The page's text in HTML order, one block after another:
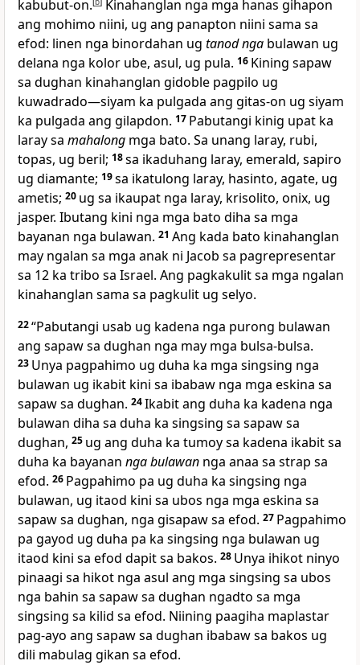
kabubut-on.
Kinahanglan nga mga hanas gihapon
ang mohimo niini, ug ang panapton niini sama sa
efod: linen nga binordahan ug tanod nga bulawan ug
delana nga kolor ube, asul, ug pula. 16 Kining sapaw
sa dughan kinahanglan gidoble pagpilo ug
kuwadrado—siyam ka pulgada ang gitas-on ug siyam
ka pulgada ang gilapdon. 17 Pabutangi kinig upat ka
laray sa mahalong mga bato. Sa unang laray, rubi,
topas, ug beril; 18sa ikaduhang laray, emerald, sapiro
ug diamante; 19sa ikatulong laray, hasinto, agate, ug
ametis; 20 ug sa ikaupat nga laray, krisolito, onix, ug
jasper. Ibutang kini nga mga bato diha sa mga
bayanan nga bulawan. 21 Ang kada bato kinahanglan
may ngalan sa mga anak ni Jacob sa pagrepresentar
sa 12 ka tribo sa Israel. Ang pagkakulit sa mga ngalan
kinahanglan sama sa pagkulit ug selyo.
22“Pabutangi usab ug kadena nga purong bulawan
ang sapaw sa dughan nga may mga bulsa-bulsa.
23 Unya pagpahimo ug duha ka mga singsing nga
bulawan ug ikabit kini sa ibabaw nga mga eskina sa
sapaw sa dughan. 24Ikabit ang duha ka kadena nga
bulawan diha sa duha ka singsing sa sapaw sa
dughan, 25 ug ang duha ka tumoy sa kadena ikabit sa
duha ka bayanan nga bulawan nga anaa sa strap sa
efod. 26 Pagpahimo pa ug duha ka singsing nga
bulawan, ug itaod kini sa ubos nga mga eskina sa
sapaw sa dughan, nga gisapaw sa efod. 27 Pagpahimo
pa gayod ug duha pa ka singsing nga bulawan ug
itaod kini sa efod dapit sa bakos. 28 Unya ihikot ninyo
pinaagi sa hikot nga asul ang mga singsing sa ubos
nga bahin sa sapaw sa dughan ngadto sa mga
singsing sa kilid sa efod. Niining paagiha maplastar
pag-ayo ang sapaw sa dughan ibabaw sa bakos ug
dili mabulag gikan sa efod.